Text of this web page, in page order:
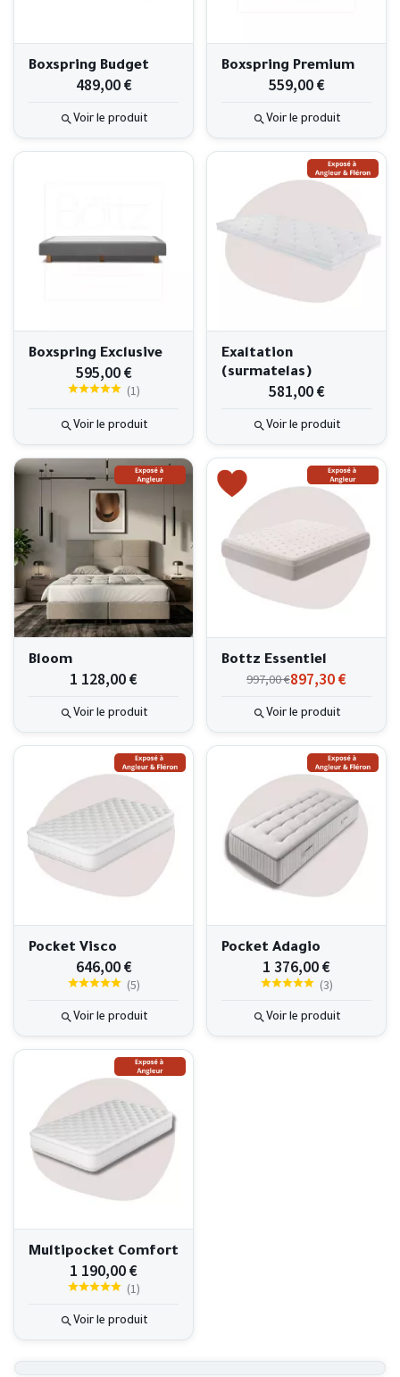
Boxspring Budget
489,00 €
Voir le produit
Boxspring Premium
559,00 €
Voir le produit
Boxspring Exclusive
595,00 €
(1)
Voir le produit
Exaltation
(surmatelas)
581,00 €
Voir le produit
Bloom
1 128,00 €
Voir le produit
Bottz Essentiel
897,30 €
997,00 €
Voir le produit
Pocket Visco
646,00 €
(5)
Voir le produit
Pocket Adagio
1 376,00 €
(3)
Voir le produit
Multipocket Comfort
1 190,00 €
(1)
Voir le produit